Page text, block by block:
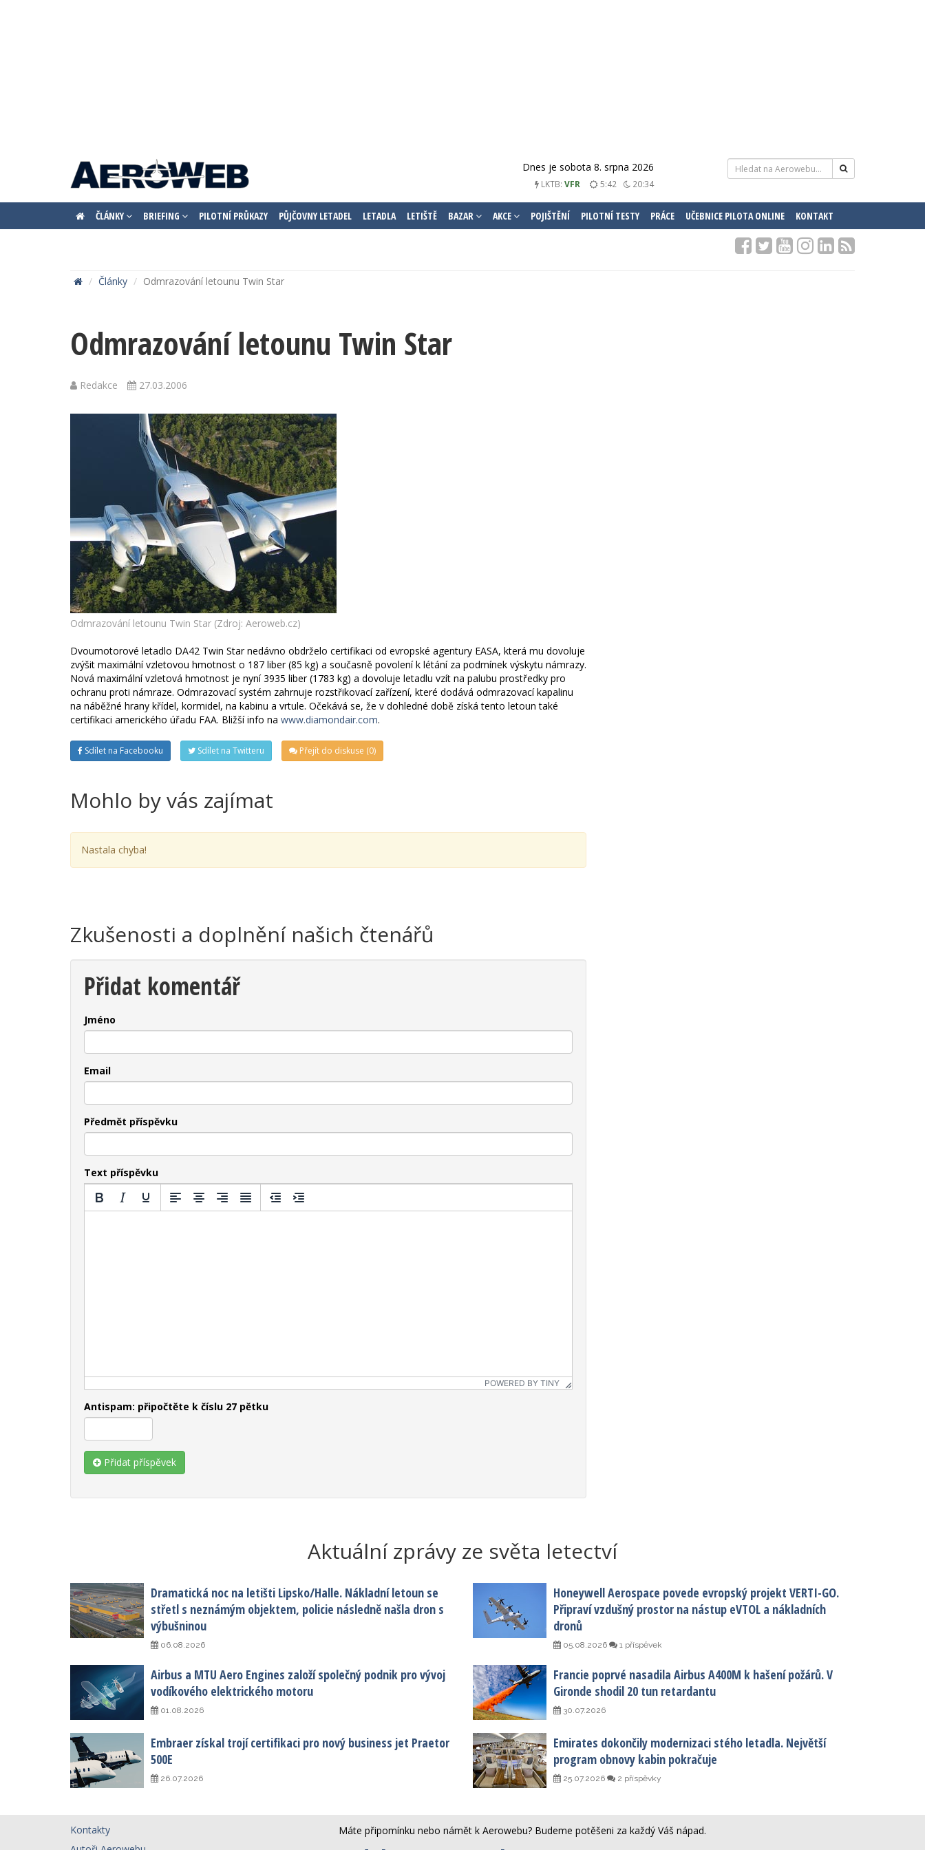
Dnes je sobota 8. srpna 2026
LKTB: VFR 5:42 20:34
ČLÁNKY BRIEFING PILOTNÍ PRŮKAZY PŮJČOVNY LETADEL LETADLA LETIŠTĚ BAZAR AKCE POJIŠTĚNÍ PILOTNÍ TESTY PRÁCE UČEBNICE PILOTA ONLINE KONTAKT
Články Odmrazování letounu Twin Star
Odmrazování letounu Twin Star
Redakce 27.03.2006
Odmrazování letounu Twin Star (Zdroj: Aeroweb.cz)
Dvoumotorové letadlo DA42 Twin Star nedávno obdrželo certifikaci od evropské agentury EASA, která mu dovoluje
zvýšit maximální vzletovou hmotnost o 187 liber (85 kg) a současně povolení k létání za podmínek výskytu námrazy.
Nová maximální vzletová hmotnost je nyní 3935 liber (1783 kg) a dovoluje letadlu vzít na palubu prostředky pro
ochranu proti námraze. Odmrazovací systém zahrnuje rozstřikovací zařízení, které dodává odmrazovací kapalinu
na náběžné hrany křídel, kormidel, na kabinu a vrtule. Očekává se, že v dohledné době získá tento letoun také
certifikaci amerického úřadu FAA. Bližší info na www.diamondair.com.
Sdílet na Facebooku Sdílet na Twitteru Přejít do diskuse (0)
Mohlo by vás zajímat
Nastala chyba!
Zkušenosti a doplnění našich čtenářů
Přidat komentář
Jméno
Email
Předmět příspěvku
Text příspěvku
POWERED BY TINY
Antispam: připočtěte k číslu 27 pětku
Přidat příspěvek
Aktuální zprávy ze světa letectví
Dramatická noc na letišti Lipsko/Halle. Nákladní letoun se
střetl s neznámým objektem, policie následně našla dron s
výbušninou
06.08.2026
Honeywell Aerospace povede evropský projekt VERTI-GO.
Připraví vzdušný prostor na nástup eVTOL a nákladních
dronů
05.08.2026 1 příspěvek
Airbus a MTU Aero Engines založí společný podnik pro vývoj
vodíkového elektrického motoru
01.08.2026
Francie poprvé nasadila Airbus A400M k hašení požárů. V
Gironde shodil 20 tun retardantu
30.07.2026
Embraer získal trojí certifikaci pro nový business jet Praetor
500E
26.07.2026
Emirates dokončily modernizaci stého letadla. Největší
program obnovy kabin pokračuje
25.07.2026 2 příspěvky
Kontakty
Máte připomínku nebo námět k Aerowebu? Budeme potěšeni za každý Váš nápad.